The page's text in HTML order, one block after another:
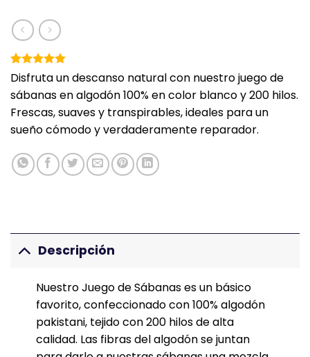
Valorado
en base a
1
valoración
de un
cliente
Disfruta un descanso natural con nuestro juego de
sábanas en algodón 100% en color blanco y 200 hilos.
Frescas, suaves y transpirables, ideales para un
sueño cómodo y verdaderamente reparador.
Descripción
Nuestro Juego de Sábanas es un básico
favorito, confeccionado con 100% algodón
pakistani, tejido con 200 hilos de alta
calidad. Las fibras del algodón se juntan